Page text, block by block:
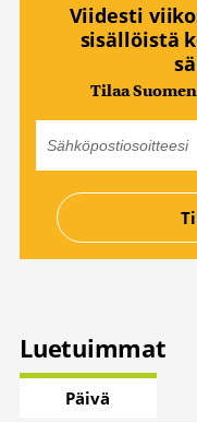
Viidesti
sisällöistä
Tilaa
Luetuimmat
Päivä